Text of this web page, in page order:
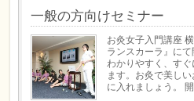
一般の方向けセミナー
お灸女子入門講座
ランスカーラ』に
わかりやすく、す
ます。お灸で美し
に入れましょう。